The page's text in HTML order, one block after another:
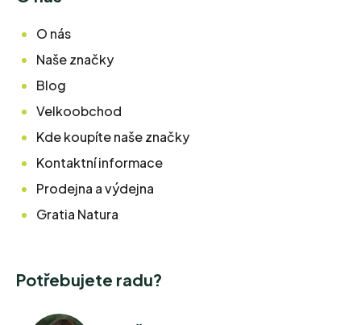
O nás
Naše značky
Blog
Velkoobchod
Kde koupíte naše značky
Kontaktní informace
Prodejna a výdejna
Gratia Natura
Potřebujete radu?